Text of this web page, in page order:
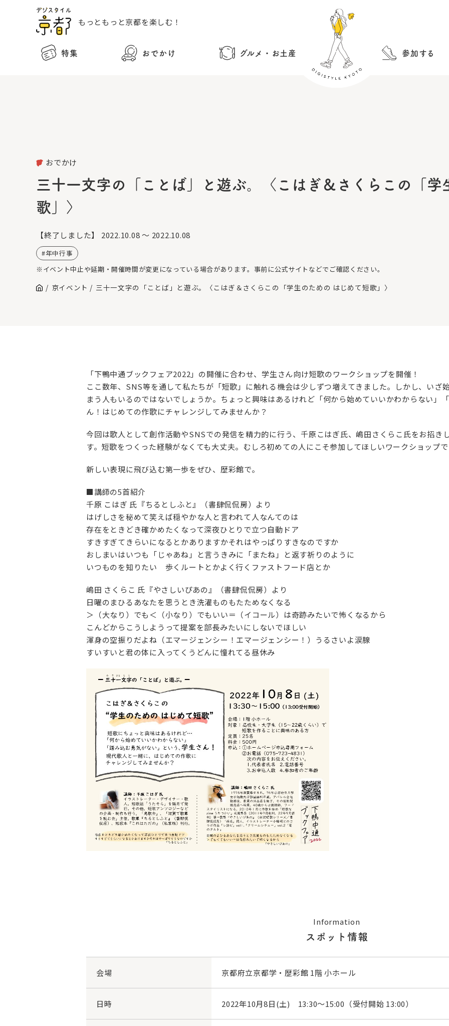
もっともっと京都を楽しむ！
特集 おでかけ グルメ・お土産 参加する
おでかけ
三十一文字の「ことば」と遊ぶ。〈こはぎ＆さくらこの「
歌」〉
【終了しました】 2022.10.08 ～ 2022.10.08
年中行事
※イベント中止や延期・開催時間が変更になっている場合があります。事前に公式サイトなどでご確認ください。
京イベント 三十一文字の「ことば」と遊ぶ。〈こはぎ＆さくらこの「学生のための はじめて短歌」〉
「下鴨中通ブックフェア2022」の開催に合わせ、学生さん向け短歌のワークショップを開催！
ここ数年、SNS等を通して私たちが「短歌」に触れる機会は少しずつ増えてきました。しかし、いざ
まう人もいるのではないでしょうか。ちょっと興味はあるけれど「何から始めていいかわからない」
ん！はじめての作歌にチャレンジしてみませんか？
今回は歌人として創作活動やSNSでの発信を精力的に行う、千原こはぎ氏、嶋田さくらこ氏をお招き
す。短歌をつくった経験がなくても大丈夫。むしろ初めての人にこそ参加してほしいワークショップ
新しい表現に飛び込む第一歩をぜひ、歴彩館で。
■講師の5首紹介
千原 こはぎ 氏『ちるとしふと』（書肆侃侃房）より
はげしさを秘めて笑えば穏やかな人と言われて人なんてのは
存在をときどき確かめたくなって深夜ひとりで立つ自動ドア
すきすぎてきらいになるとかありますかそれはやっぱりすきなのですか
おしまいはいつも「じゃあね」と言うきみに「またね」と返す祈りのように
いつものを知りたい 歩くルートとかよく行くファストフード店とか
嶋田 さくらこ 氏『やさしいぴあの』（書肆侃侃房）より
日曜のまひるあなたを思うとき洗濯ものもたためなくなる
＞（大なり）でも＜（小なり）でもいい＝（イコール）は奇跡みたいで怖くなるから
こんどからこうしようって提案を部長みたいにしないでほしい
渾身の空振りだよね（エマージェンシー！エマージェンシー！）うるさいよ涙腺
すいすいと君の体に入ってくうどんに憧れてる昼休み
Information
スポット情報
会場 京都府立京都学・歴彩館 1階 小ホール
日時 2022年10月8日(土) 13:30～15:00（受付開始 13:00）